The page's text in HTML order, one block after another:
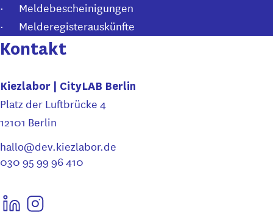
· Meldebescheinigungen
· Melderegisterauskünfte
Kontakt
Kiezlabor | CityLAB Berlin
Platz der Luftbrücke 4
12101 Berlin
hallo@dev.kiezlabor.de
030 95 99 96 410